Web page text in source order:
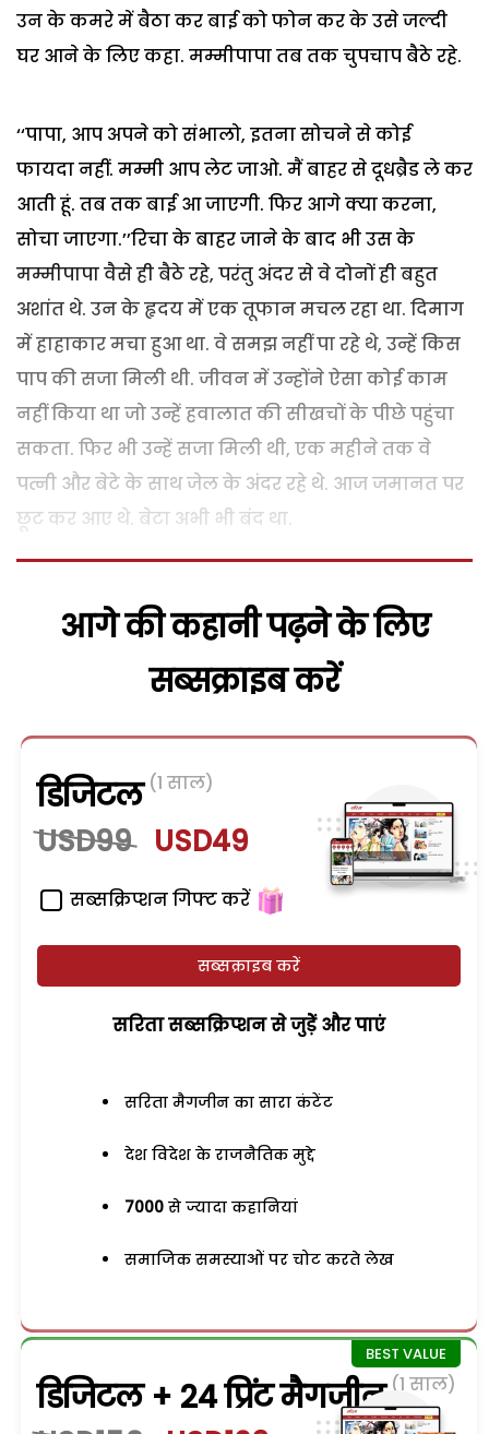
उन के कमरे में बैठा कर बाई को फोन कर के उसे जल्दी
घर आने के लिए कहा. मम्मीपापा तब तक चुपचाप बैठे रहे.
‘‘पापा, आप अपने को संभालो, इतना सोचने से कोई
फायदा नहीं. मम्मी आप लेट जाओ. मैं बाहर से दूधब्रैड ले कर
आती हूं. तब तक बाई आ जाएगी. फिर आगे क्या करना,
सोचा जाएगा.’’रिचा के बाहर जाने के बाद भी उस के
मम्मीपापा वैसे ही बैठे रहे, परंतु अंदर से वे दोनों ही बहुत
अशांत थे. उन के हृदय में एक तूफान मचल रहा था. दिमाग
में हाहाकार मचा हुआ था. वे समझ नहीं पा रहे थे, उन्हें किस
पाप की सजा मिली थी. जीवन में उन्होंने ऐसा कोई काम
नहीं किया था जो उन्हें हवालात की सीखचों के पीछे पहुंचा
सकता. फिर भी उन्हें सजा मिली थी, एक महीने तक वे
पत्नी और बेटे के साथ जेल के अंदर रहे थे. आज जमानत पर
छूट कर आए थे. बेटा अभी भी बंद था.
आगे की कहानी पढ़ने के लिए
सब्सक्राइब करें
डिजिटल (1 साल)
USD99 USD49
सब्सक्रिप्शन गिफ्ट करें
सब्सक्राइब करें
सरिता सब्सक्रिप्शन से जुड़ेें और पाएं
सरिता मैगजीन का सारा कंटेंट
देश विदेश के राजनैतिक मुद्दे
7000 से ज्यादा कहानियां
समाजिक समस्याओं पर चोट करते लेख
डिजिटल + 24 प्रिंट मैगजीन (1 साल)